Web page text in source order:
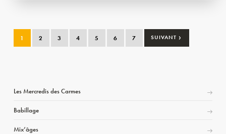
1 2 3 4 5 6 7 SUIVANT ›
Les Mercredis des Carmes
Babillage
Mix’âges